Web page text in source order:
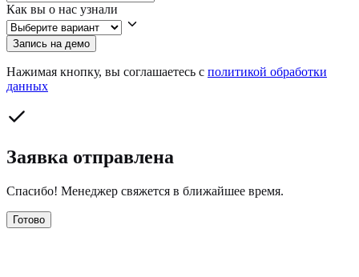
Как вы о нас узнали
Запись на демо
Нажимая кнопку, вы соглашаетесь с политикой обработки
данных
Заявка отправлена
Спасибо! Менеджер свяжется в ближайшее время.
Готово